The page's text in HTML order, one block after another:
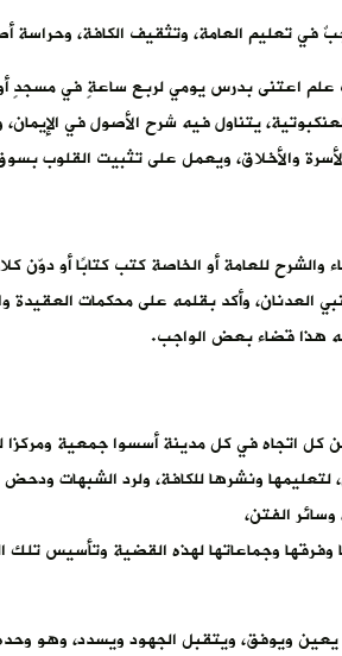
تعليم العامة، وتثقيف الكافة، وحراسة
علم اعتنى بدرس يومي لربع ساعةٍ في مسجدٍ
يتناول فيه شرح الأصول في الإيمان،
والأخلاق، ويعمل على تثبيت القلوب
والشرح للعامة أو الخاصة كتب كتابًا أو
العدنان، وأكد بقلمه على محكمات
هذا قضاء بعض الواجب.
من كل اتجاه في كل مدينة أسسوا جمعية
لتعليمها ونشرها للكافة، ولرد الشبهات
وسائر الفتن،
وفرقها وجماعاتها لهذه القضية وتأسيس
ويوفق، ويتقبل الجهود ويسدد، وهو